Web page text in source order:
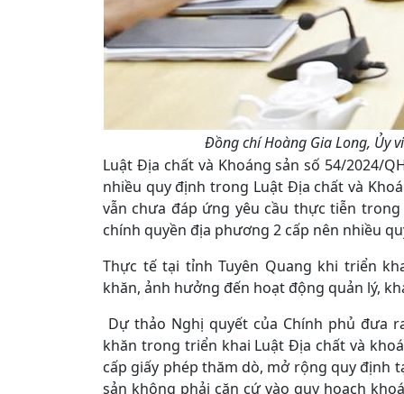
Đồng chí Hoàng Gia Long, Ủy
Luật Địa chất và Khoáng sản số 54/2024/
nhiều quy định trong Luật Địa chất và
vẫn chưa đáp ứng yêu cầu thực tiễn
chính quyền địa phương 2 cấp nên nhiều
Thực tế tại tỉnh Tuyên Quang khi triển
khăn, ảnh hưởng đến hoạt động quản lý,
Dự thảo Nghị quyết của Chính phủ đưa
khăn trong triển khai Luật Địa chất và
cấp giấy phép thăm dò, mở rộng quy định
sản không phải căn cứ vào quy hoạch